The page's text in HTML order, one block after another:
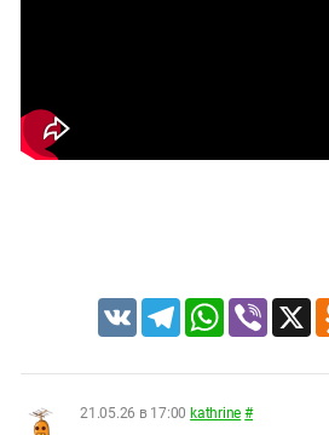
VK TelegramWhatsApp
Viber X
21.05.26 в 17:00 kathrine #